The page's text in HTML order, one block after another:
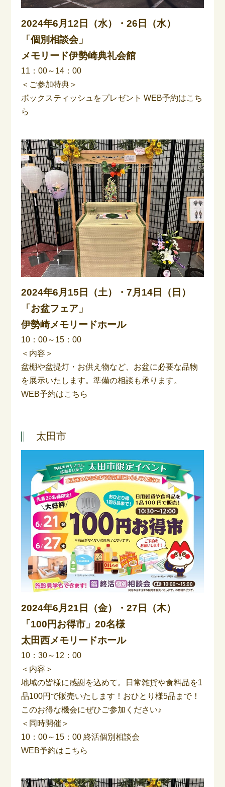
2024年6月12日（水）・26日（水）
「個別相談会」
メモリード伊勢崎典礼会館
11：00～14：00
＜ご参加特典＞
ボックスティッシュをプレゼントWEB予約はこち
ら
2024年6月15日（土）・7月14日（日）
「お盆フェア」
伊勢崎メモリードホール
10：00～15：00
＜内容＞
盆棚や盆提灯・お供え物など、お盆に必要な品物
を展示いたします。準備の相談も承ります。
WEB予約はこちら
太田市
2024年6月21日（金）・27日（木）
「100円お得市」20名様
太田西メモリードホール
10：30～12：00
＜内容＞
地域の皆様に感謝を込めて。日常雑貨や食料品を1
品100円で販売いたします！おひとり様5品まで！
このお得な機会にぜひご参加ください♪
＜同時開催＞
10：00～15：00 終活個別相談会
WEB予約はこちら